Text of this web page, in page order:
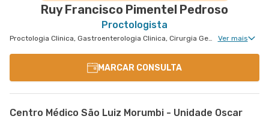
Ruy Francisco Pimentel Pedroso
Proctologista
Proctologia Clinica, Gastroenterologia Clinica, Cirurgia Geral, Cirurgia do Aparelho Digestivo, Cirurgia Oncológica do Aparelho Digestivo Ver mais
MARCAR CONSULTA
Centro Médico São Luiz Morumbi - Unidade Oscar